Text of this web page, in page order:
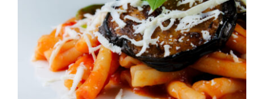
ADD TO CART / DETTAGLI